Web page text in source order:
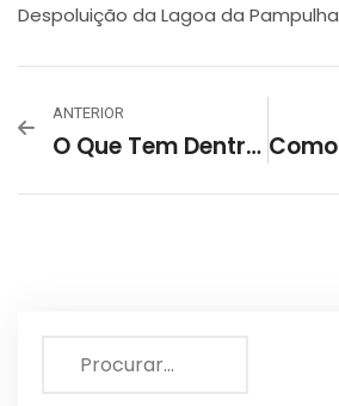
Despoluição da Lagoa da Pampulha
ANTERIOR
O Que Tem Dentro Da Lagoa Da Pampulha?